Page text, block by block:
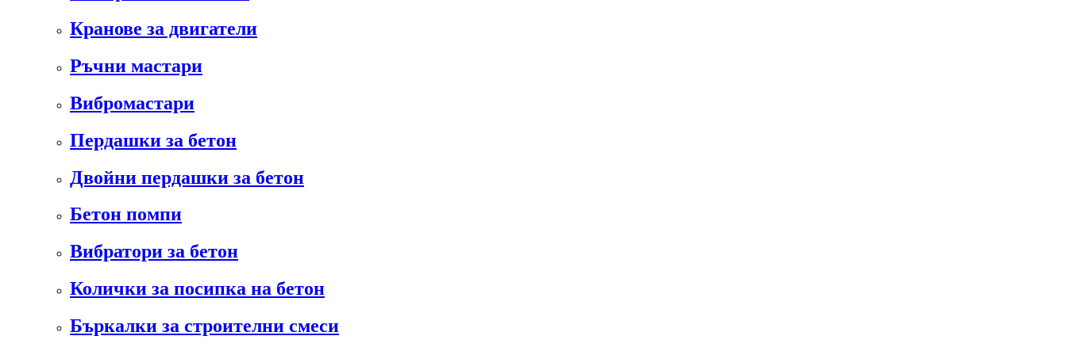
Кранове за двигатели
Ръчни мастари
Вибромастари
Пердашки за бетон
Двойни пердашки за бетон
Бетон помпи
Вибратори за бетон
Колички за посипка на бетон
Бъркалки за строителни смеси